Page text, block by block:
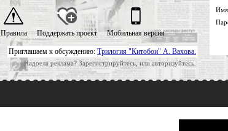
Приглашаем к обсуждению: Трилогия "Китобои" А. Вахова.
Надоела реклама? Зарегистрируйтесь, или авторизуйтесь.
Правила Поддержать проект Мобильная версия